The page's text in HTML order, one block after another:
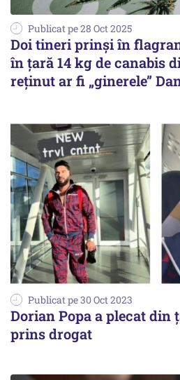
Publicat pe 28 Oct 2025
Doi tineri prinși în
în țară 14 kg de canabis
reținut ar fi „ginerele”
Publicat pe 30 Oct 2023
Dorian Popa a plecat din
prins drogat